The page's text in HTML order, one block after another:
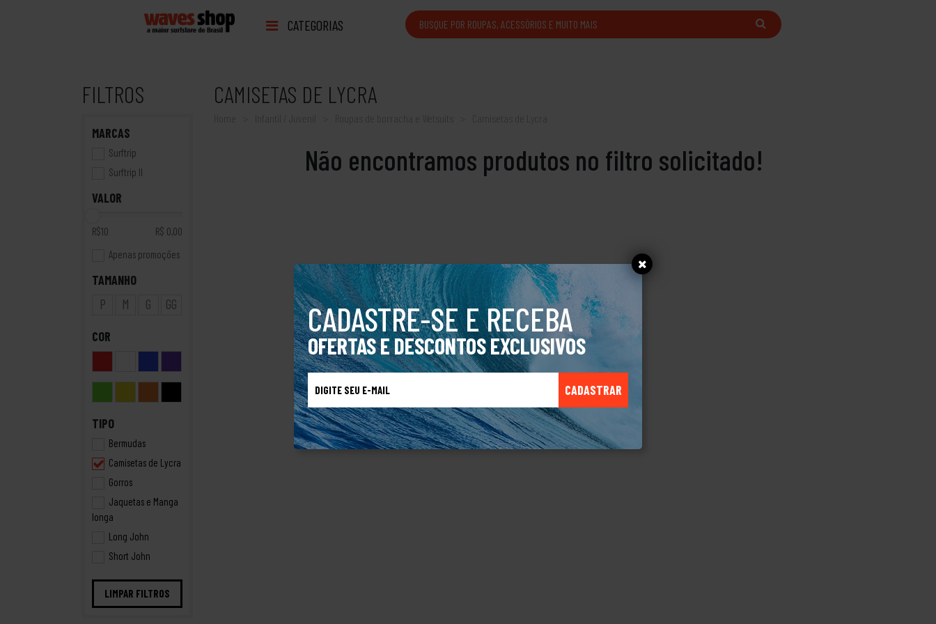
CADASTRE-SE E RECEBA
OFERTAS E DESCONTOS EXCLUSIVOS
CADASTRAR
CATEGORIAS
FILTROS
MARCAS
Surftrip
Surftrip II
VALOR
R$10
R$ 0,00
Apenas promoções
TAMANHO
P M G GG
COR
TIPO
Bermudas
Camisetas de Lycra
Gorros
Jaquetas e Manga
longa
Long John
Short John
LIMPAR FILTROS
CAMISETAS DE LYCRA
Home Camisetas de Lycra
Não encontramos produtos no filtro solicitado!